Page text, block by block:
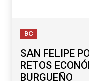
BC
SAN FELIPE
RETOS
BURGUEÑO